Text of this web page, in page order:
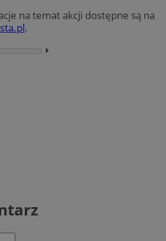
na temat akcji dostępne są na
.
⏵︎